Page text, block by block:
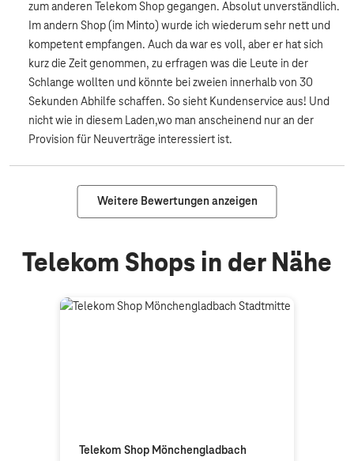
zum anderen Telekom Shop gegangen. Absolut unverständlich.
Im andern Shop (im Minto) wurde ich wiederum sehr nett und
kompetent empfangen. Auch da war es voll, aber er hat sich
kurz die Zeit genommen, zu erfragen was die Leute in der
Schlange wollten und könnte bei zweien innerhalb von 30
Sekunden Abhilfe schaffen. So sieht Kundenservice aus! Und
nicht wie in diesem Laden,wo man anscheinend nur an der
Provision für Neuverträge interessiert ist.
Weitere Bewertungen anzeigen
Telekom Shops in der Nähe
Telekom Shop Mönchengladbach